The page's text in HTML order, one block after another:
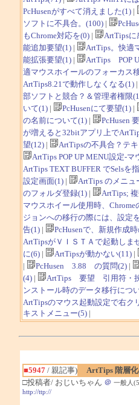
PcHusenがすべて消えました(1)|
ソフトに不具合。(100)|
もChrome対応を(0)| ArtTipsに
能追加要望(1)|
ArtTips。快適
能拡張要望(1)| ArtTips POP
適マウスホイールのフォーカス
ArtTips8.21で動作しなくなる(1)|
部ソフトと競合？＆管理者権限
いて(1)| PcHusenにて要望(1)|
の名前について(1)| PcHusen
が増えると32bitアプリ上で
望(12)| ArtTipsの不具合？テ
ArtTips POP UP MENU設定-
ArtTips TEXT BUFFER でSelsを
設定画面(1)| ArtTips のメニ
のフォルダ登録(1)|
ArtTips;
マウスホイール使用時、
ジョンへの移行の際には、設定
告(1)| PcHusenで、新規作成
ArtTipsがＶＩＳＴＡで起動しま
に(6)| ArtTipsが動かない(11)|
|
PcHusen 3.88 の質問(2)|
(4)| ArtTips 要望 引用符・挟
ンストール時のデータ移行につ
ArtTipsのマウス起動設定で右ク
キストメニュー(5)|
■5947/ 親記事)
ArtTips 階層
□投稿者/ おじいちゃん ＠ 一般人
http://ttp://